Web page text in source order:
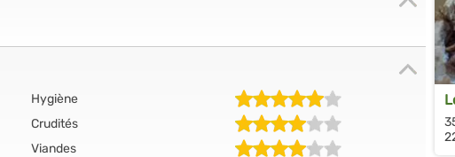
Hygiène
Crudités
Viandes